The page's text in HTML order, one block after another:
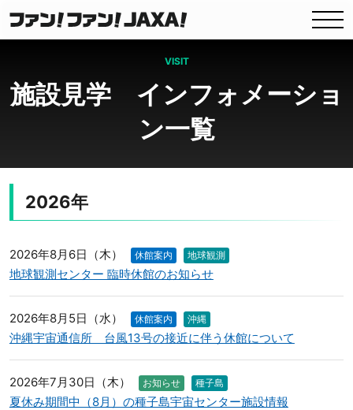
VISIT
施設見学 インフォメーショ
ン一覧
2026年
2026年8月6日（木） 休館案内 地球観測
地球観測センター 臨時休館のお知らせ
2026年8月5日（水） 休館案内 沖縄
沖縄宇宙通信所 台風13号の接近に伴う休館について
2026年7月30日（木） お知らせ 種子島
夏休み期間中（8月）の種子島宇宙センター施設情報